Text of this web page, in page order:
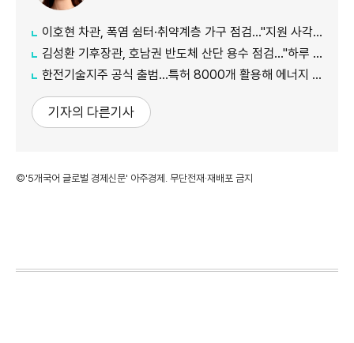
이호현 차관, 폭염 쉼터·취약계층 가구 점검…"지원 사각지대 최소화"
김성환 기후장관, 호남권 반도체 산단 용수 점검…"하루 30만t 재이용수 공급"
한전기술지주 공식 출범…특허 8000개 활용해 에너지 유니콘 키운다
기자의 다른기사
©'5개국어 글로벌 경제신문' 아주경제. 무단전재·재배포 금지